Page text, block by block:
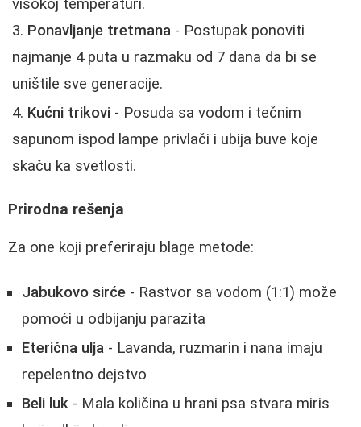
visokoj temperaturi.
Ponavljanje tretmana - Postupak ponoviti
najmanje 4 puta u razmaku od 7 dana da bi se
uništile sve generacije.
Kućni trikovi - Posuda sa vodom i tečnim
sapunom ispod lampe privlači i ubija buve koje
skaču ka svetlosti.
Prirodna rešenja
Za one koji preferiraju blage metode:
Jabukovo sirće - Rastvor sa vodom (1:1) može
pomoći u odbijanju parazita
Eterična ulja - Lavanda, ruzmarin i nana imaju
repelentno dejstvo
Beli luk - Mala količina u hrani psa stvara miris